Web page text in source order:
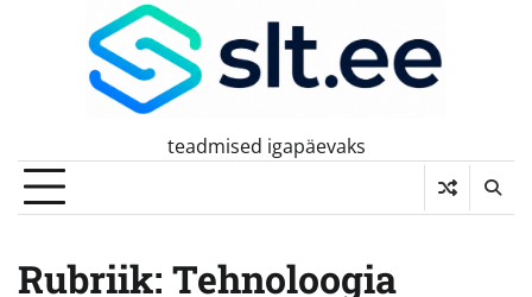
teadmised igapäevaks
Rubriik: Tehnoloogia